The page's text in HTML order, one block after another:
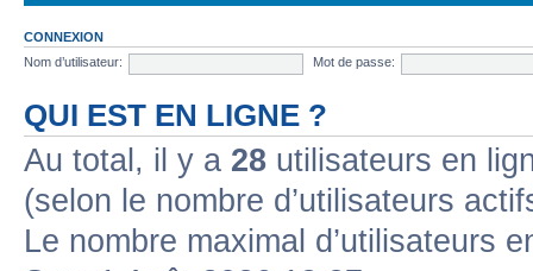
CONNEXION
Nom d’utilisateur:
Mot de passe:
QUI EST EN LIGNE ?
Au total, il y a 28 utilisateurs en
(selon le nombre d’utilisateurs
Le nombre maximal d’utilisateurs